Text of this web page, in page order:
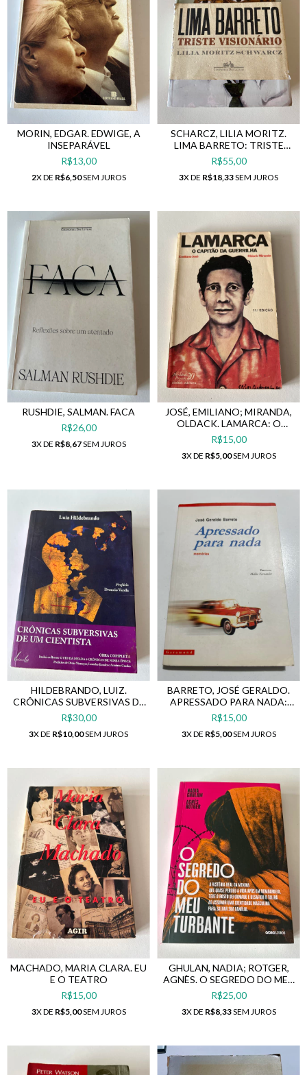
MORIN, EDGAR. EDWIGE, A
INSEPARÁVEL
R$13,00
2X DE R$6,50SEM JUROS
SCHARCZ, LILIA MORITZ.
LIMA BARRETO: TRISTE
VISIONÁRIO
R$55,00
3X DE R$18,33SEM JUROS
RUSHDIE, SALMAN. FACA
R$26,00
3X DE R$8,67SEM JUROS
JOSÉ, EMILIANO; MIRANDA,
OLDACK. LAMARCA: O
CAPITÃO DA GUERILHA
R$15,00
3X DE R$5,00SEM JUROS
HILDEBRANDO, LUIZ.
CRÔNICAS SUBVERSIVAS DE
UM CIENTISTA
R$30,00
3X DE R$10,00SEM JUROS
BARRETO, JOSÉ GERALDO.
APRESSADO PARA NADA:
MEMÓRIAS
R$15,00
3X DE R$5,00SEM JUROS
MACHADO, MARIA CLARA. EU
E O TEATRO
R$15,00
3X DE R$5,00SEM JUROS
GHULAN, NADIA; ROTGER,
AGNÈS. O SEGREDO DO MEU
TURBANTE
R$25,00
3X DE R$8,33SEM JUROS